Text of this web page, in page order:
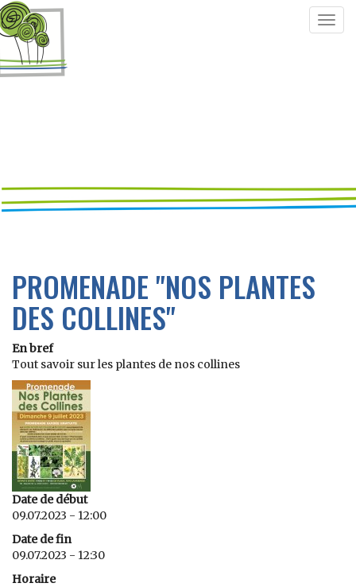
PROMENADE "NOS PLANTES
DES COLLINES"
En bref
Tout savoir sur les plantes de nos collines
Date de début
09.07.2023 - 12:00
Date de fin
09.07.2023 - 12:30
Horaire